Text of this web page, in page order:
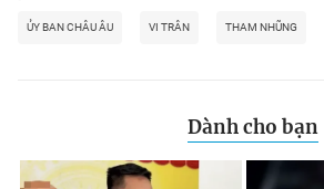
ỦY BAN CHÂU ÂU VI TRÂN THAM NHŨNG